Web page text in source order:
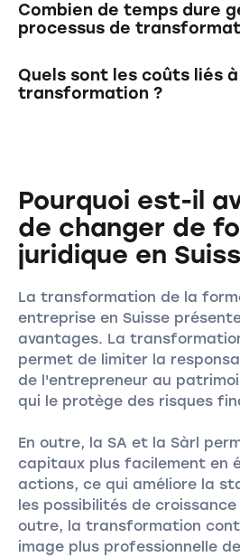
registre du commerce.
La Sàrl est soumise à
personne morale
des entreprises.
de l'entreprise individuelle,
Combien de temps dure
processus de
La procédure peut prendre
semaines, voire plusieurs
Quels sont les coûts liés
transformation ?
généralement à au moins 1
Pourquoi est-il
de changer de
juridique en
La transformation de la
entreprise en Suisse
avantages. La
permet de limiter la
de l'entrepreneur au
qui le protège des risques
En outre, la SA et la Sàrl
capitaux plus facilement en
actions, ce qui améliore la
les possibilités de
outre, la transformation
image plus professionnelle